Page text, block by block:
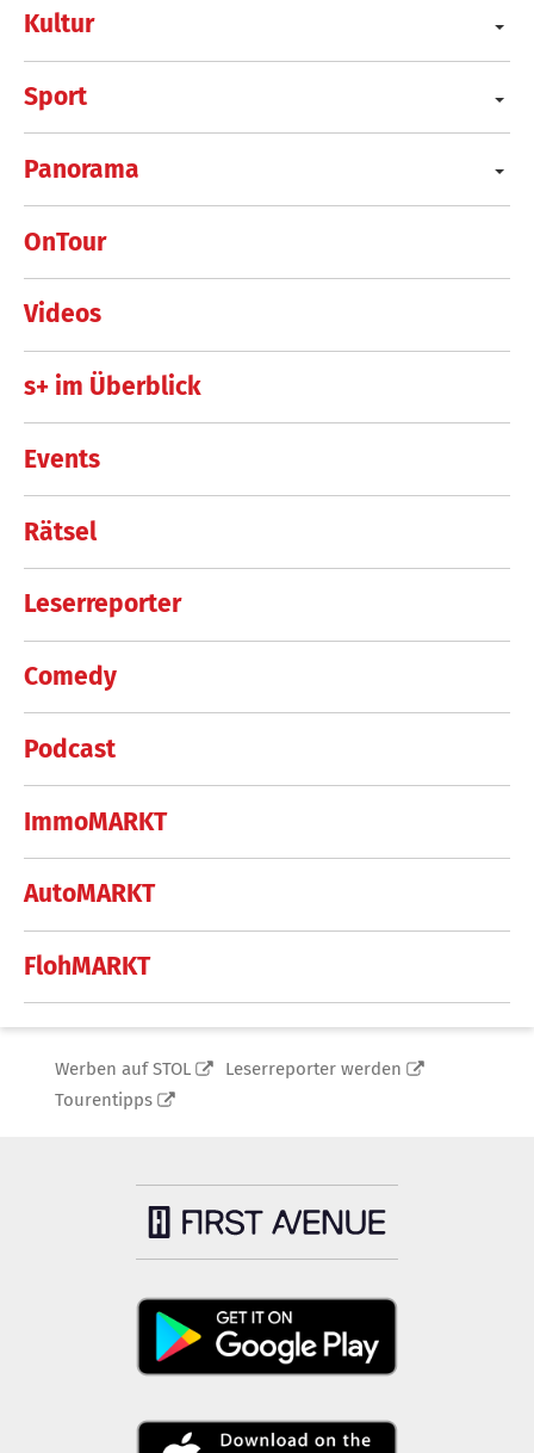
Kultur
Sport
Panorama
OnTour
Videos
s+ im Überblick
Events
Rätsel
Leserreporter
Comedy
Podcast
ImmoMARKT
AutoMARKT
FlohMARKT
Werben auf STOL
Leserreporter werden
Tourentipps